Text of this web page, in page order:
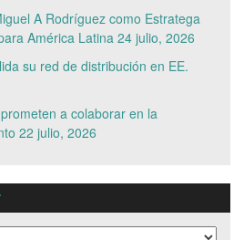
A Rodríguez como Estratega
América Latina 24 julio, 2026
su red de distribución en EE.
a colaborar en la
22 julio, 2026